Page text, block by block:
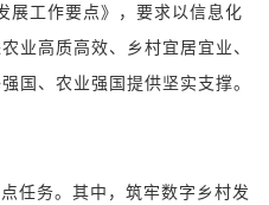
展工作要点》，要求以信息化
业高质高效、乡村宜居宜业、
国、农业强国提供坚实支撑。
任务。其中，筑牢数字乡村发